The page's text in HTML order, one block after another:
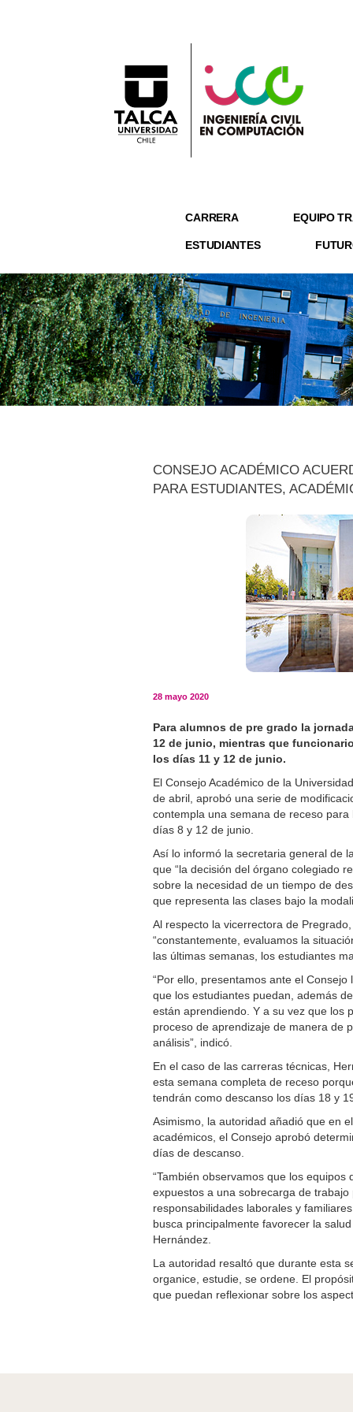
CARRERA EQUIPO
ESTUDIANTES
CONSEJO ACADÉMICO
PARA ESTUDIANTES,
28 mayo 2020
Para alumnos de pre grado la
12 de junio, mientras que
los días 11 y 12 de junio.
El Consejo Académico de la
de abril, aprobó una serie de
contempla una semana de receso
días 8 y 12 de junio.
Así lo informó la secretaria general de
que “la decisión del órgano colegiado
sobre la necesidad de un tiempo de
que representa las clases bajo la
Al respecto la vicerrectora de
“constantemente, evaluamos la
las últimas semanas, los estudiantes
“Por ello, presentamos ante el
que los estudiantes puedan, además
están aprendiendo. Y a su vez que los
proceso de aprendizaje de manera de
análisis”, indicó.
En el caso de las carreras técnicas,
esta semana completa de receso
tendrán como descanso los días 18 y
Asimismo, la autoridad añadió que en
académicos, el Consejo aprobó
días de descanso.
“También observamos que los
expuestos a una sobrecarga de
responsabilidades laborales y
busca principalmente favorecer la
Hernández.
La autoridad resaltó que durante esta
organice, estudie, se ordene. El
que puedan reflexionar sobre los